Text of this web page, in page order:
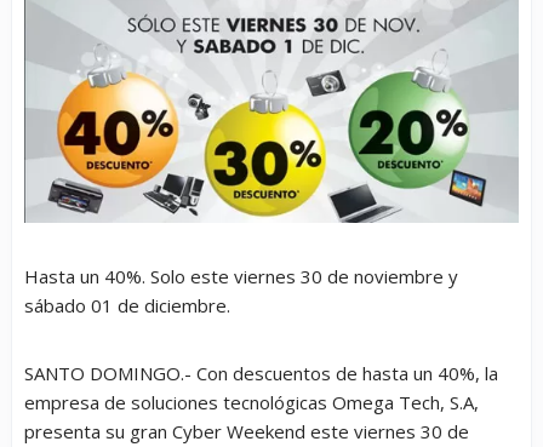
Hasta un 40%. Solo este viernes 30 de noviembre y
sábado 01 de diciembre.
SANTO DOMINGO.- Con descuentos de hasta un 40%, la
empresa de soluciones tecnológicas Omega Tech, S.A,
presenta su gran Cyber Weekend este viernes 30 de